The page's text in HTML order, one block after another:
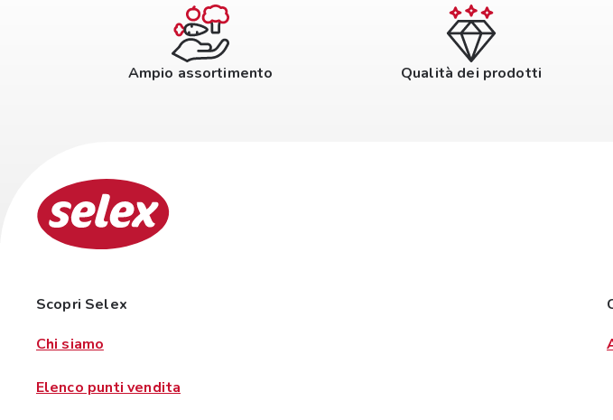
Ampio assortimento Qualità dei prodotti
Scopri Selex
Chi siamo
Elenco punti vendita